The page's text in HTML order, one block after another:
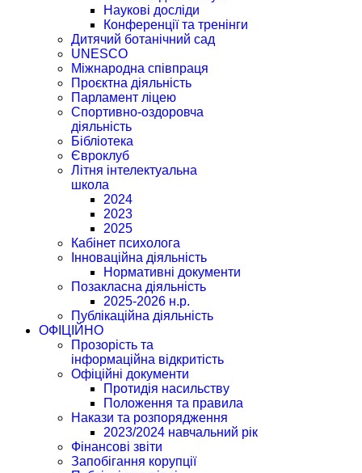
Наукові досліди
Конференції та тренінги
Дитячий ботанічний сад
UNESCO
Міжнародна співпраця
Проєктна діяльність
Парламент ліцею
Спортивно-оздоровча
діяльність
Бібліотека
Євроклуб
Літня інтелектуальна
школа
2024
2023
2025
Кабінет психолога
Інноваційна діяльність
Нормативні документи
Позакласна діяльність
2025-2026 н.р.
Публікаційна діяльність
ОФІЦІЙНО
Прозорість та
інформаційна відкритість
Офіційні документи
Протидія насильству
Положення та правила
Накази та розпорядження
2023/2024 навчальний рік
Фінансові звіти
Запобігання корупції